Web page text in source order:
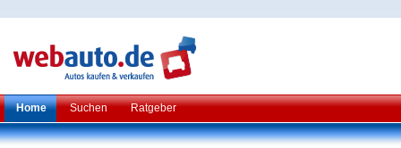
Home Suchen Ratgeber